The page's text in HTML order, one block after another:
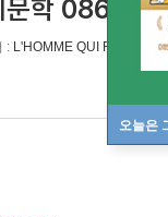
오늘은
학 086 [ EPUB ]
: L'HOMME QUI RIT